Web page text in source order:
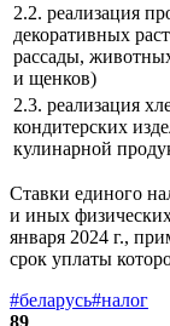
2.2. реализация
декоративных
рассады,
и щенков)
2.3. реализация
кондитерских
кулинарной
Ставки единого
и иных
января 2024 г.,
срок уплаты
#беларусь#налог
89